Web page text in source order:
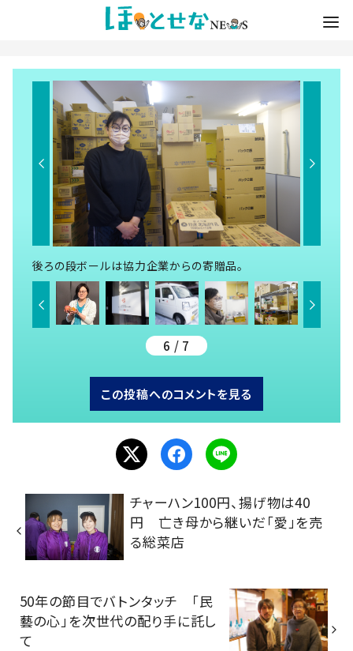
後ろの段ボールは協力企業からの寄贈品。
6 / 7
この投稿へのコメントを見る
チャーハン100円、揚げ物は40
円 亡き母から継いだ「愛」を売
る総菜店
50年の節目でバトンタッチ 「民
藝の心」を次世代の配り手に託し
て